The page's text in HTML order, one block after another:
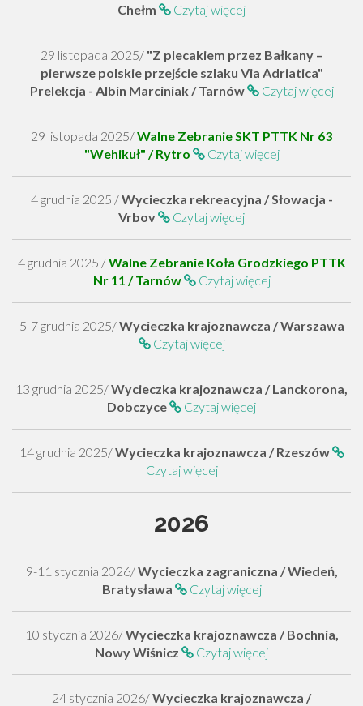
Chełm
Czytaj więcej
29 listopada 2025/ "Z plecakiem przez Bałkany –
pierwsze polskie przejście szlaku Via Adriatica"
Prelekcja - Albin Marciniak / Tarnów
Czytaj więcej
29 listopada 2025/Walne Zebranie SKT PTTK Nr 63
"Wehikuł" / Rytro
Czytaj więcej
4 grudnia 2025 /Wycieczka rekreacyjna / Słowacja -
Vrbov
Czytaj więcej
4 grudnia 2025 /Walne Zebranie Koła Grodzkiego PTTK
Nr 11 / Tarnów
Czytaj więcej
5-7 grudnia 2025/Wycieczka krajoznawcza / Warszawa
Czytaj więcej
13 grudnia 2025/Wycieczka krajoznawcza / Lanckorona,
Dobczyce
Czytaj więcej
14 grudnia 2025/Wycieczka krajoznawcza / Rzeszów
Czytaj więcej
2026
9-11 stycznia 2026/Wycieczka zagraniczna / Wiedeń,
Bratysława
Czytaj więcej
10 stycznia 2026/Wycieczka krajoznawcza / Bochnia,
Nowy Wiśnicz
Czytaj więcej
24 stycznia 2026/Wycieczka krajoznawcza /